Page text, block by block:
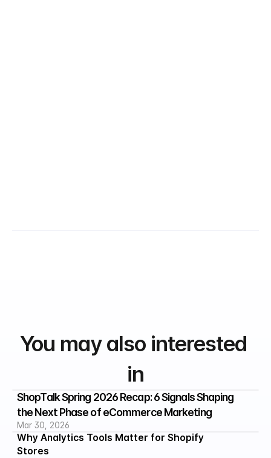
You may also interested
in
ShopTalk Spring 2026 Recap: 6 Signals Shaping
the Next Phase of eCommerce Marketing
Mar 30, 2026
Why Analytics Tools Matter for Shopify
Stores